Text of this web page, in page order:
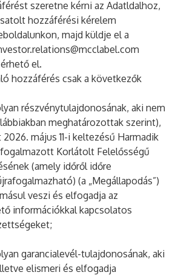
szeretne kérni az Adatldalhoz,
hozzáférési kérelem
majd küldje el a
érhető el.
hozzáférés csak a következők
részvénytulajdonosának, aki nem
meghatározottak szerint),
május 11-i keltezésű Harmadik
Korlátolt Felelősségű
(amely időről időre
(a „Megállapodás”)
veszi és elfogadja az
információkkal kapcsolatos
garancialevél-tulajdonosának, aki
elismeri és elfogadja